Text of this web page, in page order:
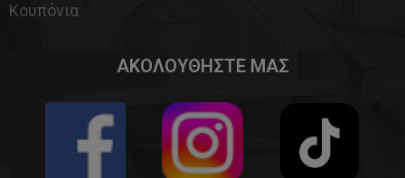
Κουπόνια
ΑΚΟΛΟΥΘΗΣΤΕ ΜΑΣ